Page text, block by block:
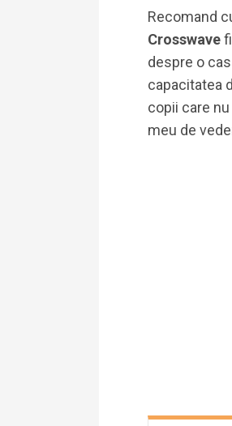
Recomand
Crosswave
despre o
capacitatea
copii care
meu de